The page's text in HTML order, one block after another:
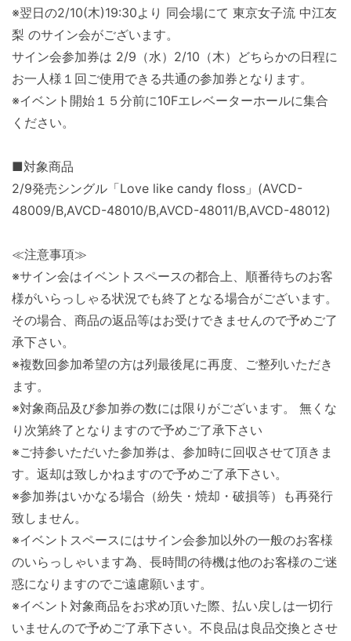
※翌日の2/10(木)19:30より 同会場にて 東京女子流 中江友
梨 のサイン会がございます。
サイン会参加券は 2/9（水）2/10（木）どちらかの日程に
お一人様１回ご使用できる共通の参加券となります。
※イベント開始１５分前に10Fエレベーターホールに集合
ください。
■対象商品
2/9発売シングル「Love like candy floss」(AVCD-
48009/B,AVCD-48010/B,AVCD-48011/B,AVCD-48012)
≪注意事項≫
※サイン会はイベントスペースの都合上、順番待ちのお客
様がいらっしゃる状況でも終了となる場合がございます。
その場合、商品の返品等はお受けできませんので予めご了
承下さい。
※複数回参加希望の方は列最後尾に再度、ご整列いただき
ます。
※対象商品及び参加券の数には限りがございます。 無くな
り次第終了となりますので予めご了承下さい
※ご持参いただいた参加券は、参加時に回収させて頂きま
す。返却は致しかねますので予めご了承下さい。
※参加券はいかなる場合（紛失・焼却・破損等）も再発行
致しません。
※イベントスペースにはサイン会参加以外の一般のお客様
のいらっしゃいます為、長時間の待機は他のお客様のご迷
惑になりますのでご遠慮願います。
※イベント対象商品をお求め頂いた際、払い戻しは一切行
いませんので予めご了承下さい。不良品は良品交換とさせ